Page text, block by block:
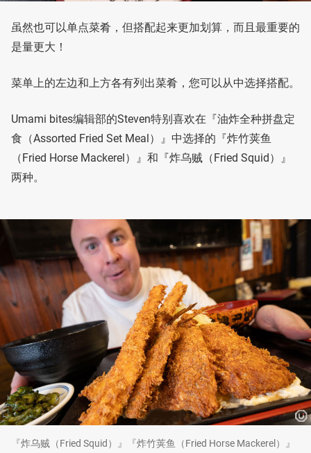
虽然也可以单点菜肴，但搭配起来更加划算，而且最重要的
是量更大！
菜单上的左边和上方各有列出菜肴，您可以从中选择搭配。
Umami bites编辑部的Steven特别喜欢在『油炸全种拼盘定
食（Assorted Fried Set Meal）』中选择的『炸竹荚鱼
（Fried Horse Mackerel）』和『炸乌贼（Fried Squid）』
两种。
『炸乌贼（Fried Squid）』『炸竹荚鱼（Fried Horse Mackerel）』